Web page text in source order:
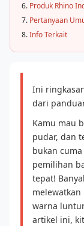
Produk Rhino
Pertanyaan
Info Terkait
Ini
dari
Kamu mau
pudar, dan
bukan
pemilihan
tepat!
warna
artikel ini,